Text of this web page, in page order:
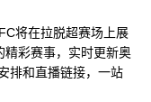
将在拉脱超赛场上展
精彩赛事，实时更新奥
排和直播链接，一站